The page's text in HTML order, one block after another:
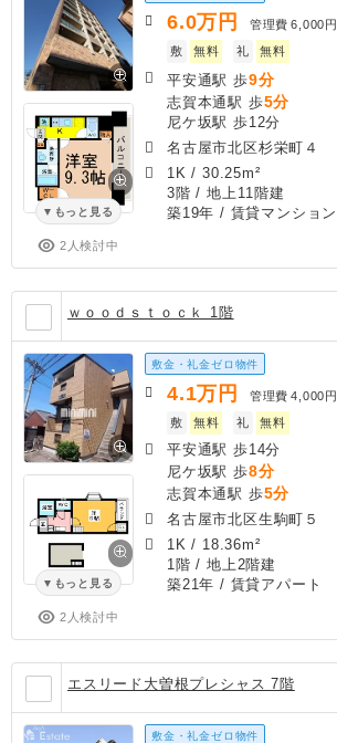
もっと見る
2人検討中
6.0万円 管理費 6,000円
敷
無料 礼 無料
平安通駅 歩9分
志賀本通駅 歩5分
尼ケ坂駅 歩12分
名古屋市北区杉栄町４
1K /30.25m²
3階 / 地上11階建
築19年 / 賃貸マンション
ｗｏｏｄｓｔｏｃｋ 1階
もっと見る
2人検討中
敷金・礼金ゼロ物件
4.1万円 管理費 4,000円
敷
無料 礼 無料
平安通駅 歩14分
尼ケ坂駅 歩8分
志賀本通駅 歩5分
名古屋市北区生駒町５
1K / 18.36m²
1階 / 地上2階建
築21年 / 賃貸アパート
エスリード大曽根プレシャス 7階
敷金・礼金ゼロ物件